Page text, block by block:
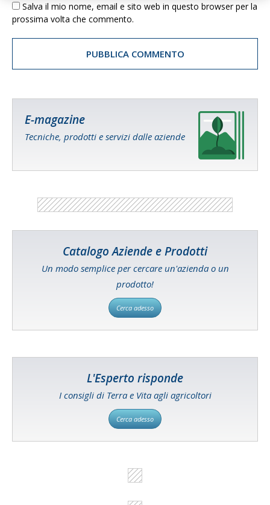
Salva il mio nome, email e sito web in questo browser per la
prossima volta che commento.
E-magazine
Tecniche, prodotti e servizi dalle aziende
Catalogo Aziende e Prodotti
Un modo semplice per cercare un'azienda o un
prodotto!
Cerca adesso
L'Esperto risponde
I consigli di Terra e Vita agli agricoltori
Cerca adesso